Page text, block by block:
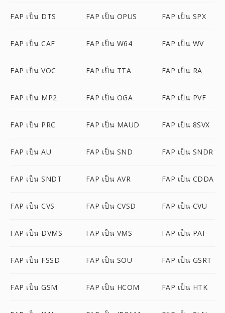
FAP เป็น DTS FAP เป็น OPUS FAP เป็น SPX
FAP เป็น CAF FAP เป็น W64 FAP เป็น WV
FAP เป็น VOC FAP เป็น TTA FAP เป็น RA
FAP เป็น MP2 FAP เป็น OGA FAP เป็น PVF
FAP เป็น PRC FAP เป็น MAUD FAP เป็น 8SVX
FAP เป็น AU FAP เป็น SND FAP เป็น SNDR
FAP เป็น SNDT FAP เป็น AVR FAP เป็น CDDA
FAP เป็น CVS FAP เป็น CVSD FAP เป็น CVU
FAP เป็น DVMS FAP เป็น VMS FAP เป็น PAF
FAP เป็น FSSD FAP เป็น SOU FAP เป็น GSRT
FAP เป็น GSM FAP เป็น HCOM FAP เป็น HTK